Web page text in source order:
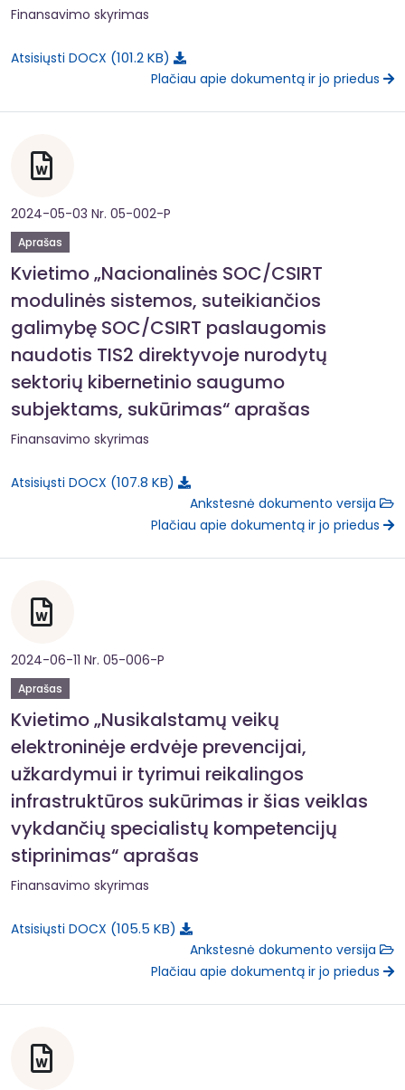
Finansavimo skyrimas
Atsisiųsti DOCX 101.2 KB
Plačiau apie dokumentą ir jo priedus
2024-05-03 Nr. 05-002-P
Aprašas
Kvietimo „Nacionalinės SOC/CSIRT
modulinės sistemos, suteikiančios
galimybę SOC/CSIRT paslaugomis
naudotis TIS2 direktyvoje nurodytų
sektorių kibernetinio saugumo
subjektams, sukūrimas“ aprašas
Finansavimo skyrimas
Atsisiųsti DOCX 107.8 KB
Ankstesnė dokumento versija
Plačiau apie dokumentą ir jo priedus
2024-06-11 Nr. 05-006-P
Aprašas
Kvietimo „Nusikalstamų veikų
elektroninėje erdvėje prevencijai,
užkardymui ir tyrimui reikalingos
infrastruktūros sukūrimas ir šias veiklas
vykdančių specialistų kompetencijų
stiprinimas“ aprašas
Finansavimo skyrimas
Atsisiųsti DOCX 105.5 KB
Ankstesnė dokumento versija
Plačiau apie dokumentą ir jo priedus